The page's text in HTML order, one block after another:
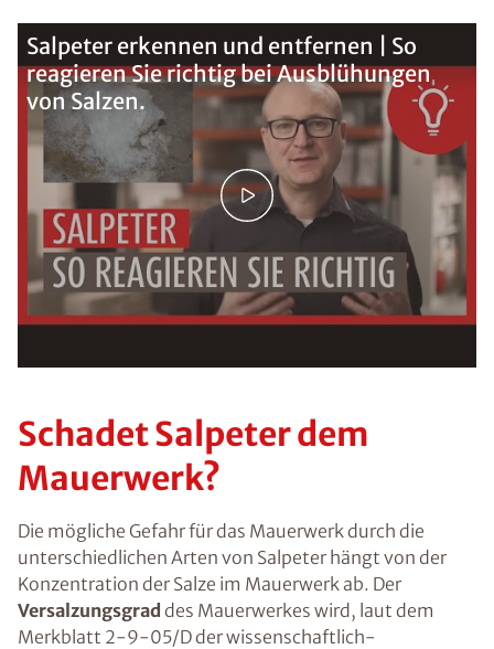
Salpeter erkennen und entfernen | So
reagieren Sie richtig bei Ausblühungen
von Salzen.
Schadet Salpeter dem
Mauerwerk?
Die mögliche Gefahr für das Mauerwerk durch die
unterschiedlichen Arten von Salpeter hängt von der
Konzentration der Salze im Mauerwerk ab. Der
Versalzungsgrad des Mauerwerkes wird, laut dem
Merkblatt 2-9-05/D der wissenschaftlich-